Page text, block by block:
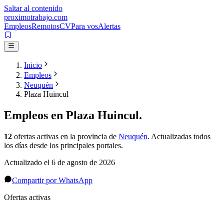
Saltar al contenido
proximotrabajo.com
EmpleosRemotosCVPara vosAlertas
Inicio
Empleos
Neuquén
Plaza Huincul
Empleos en Plaza Huincul.
12 ofertas activas en la provincia de Neuquén. Actualizadas todos
los días desde los principales portales.
Actualizado el 6 de agosto de 2026
Compartir por WhatsApp
Ofertas activas